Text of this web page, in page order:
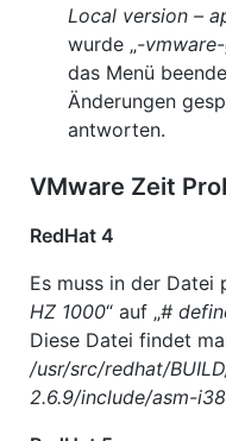
Local version –
wurde „-
das Menü
Änderungen
antworten.
VMware Zeit
RedHat 4
Es muss in der Datei
HZ 1000“ auf „#
Diese Datei findet
/usr/src/redhat/
2.6.9/include/asm-